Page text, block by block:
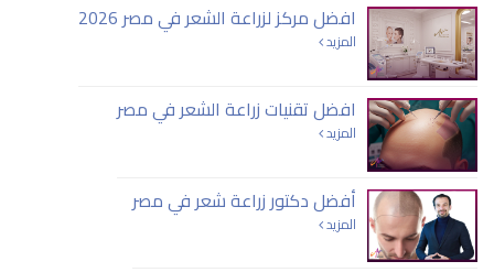
افضل مركز لزراعة الشعر في مصر 2026
المزيد
افضل تقنيات زراعة الشعر في مصر
المزيد
أفضل دكتور زراعة شعر في مصر
المزيد